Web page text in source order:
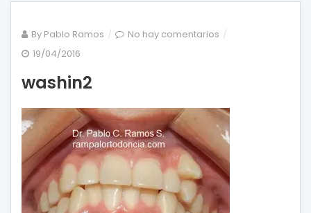
By Pablo Ramos No hay comentarios en
19/04/2016
washin2